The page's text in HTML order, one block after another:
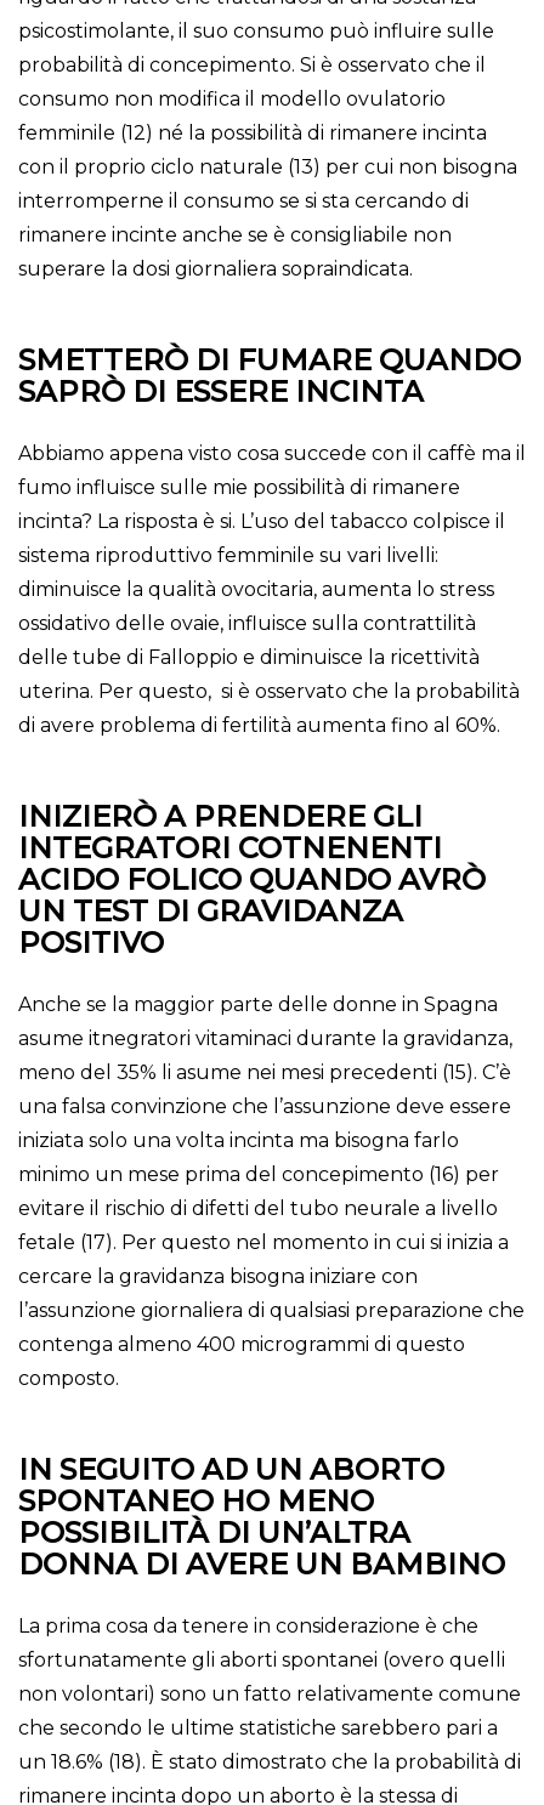
psicostimolante, il suo consumo può influire sulle
probabilità di concepimento. Si è osservato che il
consumo non modifica il modello ovulatorio
femminile (12) né la possibilità di rimanere incinta
con il proprio ciclo naturale (13) per cui non bisogna
interromperne il consumo se si sta cercando di
rimanere incinte anche se è consigliabile non
superare la dosi giornaliera sopraindicata.
SMETTERÒ DI FUMARE QUANDO
SAPRÒ DI ESSERE INCINTA
Abbiamo appena visto cosa succede con il caffè ma il
fumo influisce sulle mie possibilità di rimanere
incinta? La risposta è si. L’uso del tabacco colpisce il
sistema riproduttivo femminile su vari livelli:
diminuisce la qualità ovocitaria, aumenta lo stress
ossidativo delle ovaie, influisce sulla contrattilità
delle tube di Falloppio e diminuisce la ricettività
uterina. Per questo, si è osservato che la probabilità
di avere problema di fertilità aumenta fino al 60%.
INIZIERÒ A PRENDERE GLI
INTEGRATORI COTNENENTI
ACIDO FOLICO QUANDO AVRÒ
UN TEST DI GRAVIDANZA
POSITIVO
Anche se la maggior parte delle donne in Spagna
asume itnegratori vitaminaci durante la gravidanza,
meno del 35% li asume nei mesi precedenti (15). C’è
una falsa convinzione che l’assunzione deve essere
iniziata solo una volta incinta ma bisogna farlo
minimo un mese prima del concepimento (16) per
evitare il rischio di difetti del tubo neurale a livello
fetale (17). Per questo nel momento in cui si inizia a
cercare la gravidanza bisogna iniziare con
l’assunzione giornaliera di qualsiasi preparazione che
contenga almeno 400 microgrammi di questo
composto.
IN SEGUITO AD UN ABORTO
SPONTANEO HO MENO
POSSIBILITÀ DI UN’ALTRA
DONNA DI AVERE UN BAMBINO
La prima cosa da tenere in considerazione è che
sfortunatamente gli aborti spontanei (overo quelli
non volontari) sono un fatto relativamente comune
che secondo le ultime statistiche sarebbero pari a
un 18.6% (18). È stato dimostrato che la probabilità di
rimanere incinta dopo un aborto è la stessa di